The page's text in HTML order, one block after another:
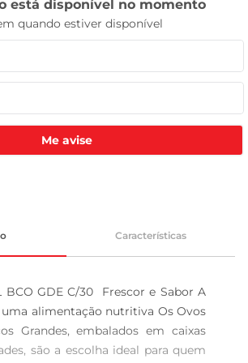
Me avise
Características
BCO GDE C/30  Frescor e Sabor A
alimentação nutritiva Os Ovos
Grandes, embalados em caixas
são a escolha ideal para quem